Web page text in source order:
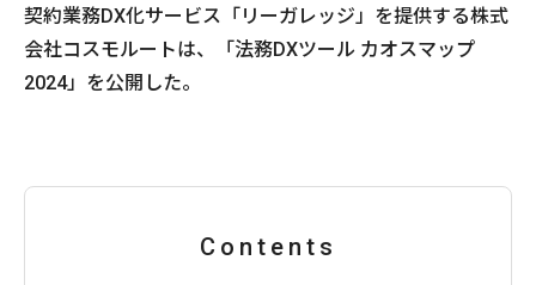
契約業務DX化サービス「リーガレッジ」を提供する株式
会社コスモルートは、「法務DXツール カオスマップ
2024」を公開した。
Contents